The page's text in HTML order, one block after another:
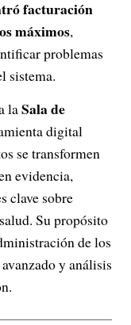
facturación
máximos,
problemas
sistema.
laSala de
digital
se transformen
evidencia,
clave sobre
Su propósito
de los
y análisis